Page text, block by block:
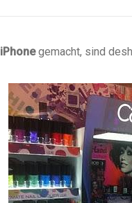
iPhonegemacht, sind